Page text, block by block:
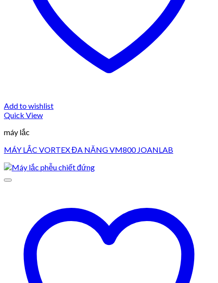
Add to wishlist
Quick View
máy lắc
​​​​​​​MÁY LẮC VORTEX ĐA NĂNG VM800 JOANLAB